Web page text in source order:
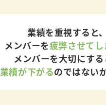
業績を重視すると、
メンバーを疲弊させてし
メンバーを大切にする
業績が下がるのではない